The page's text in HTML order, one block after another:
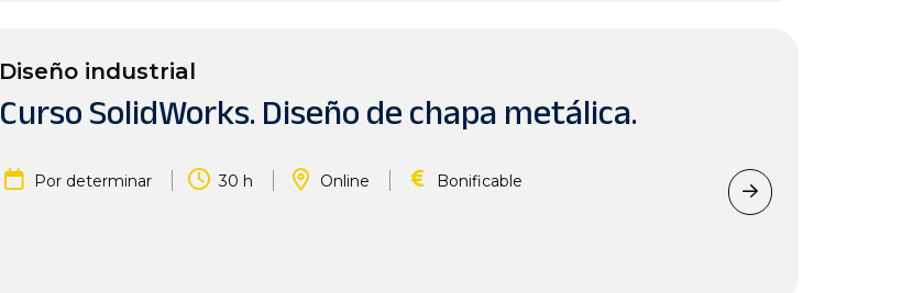
Diseño industrial
Curso SolidWorks. Diseño de chapa metálica.
Por determinar | 30 h | Online | Bonificable